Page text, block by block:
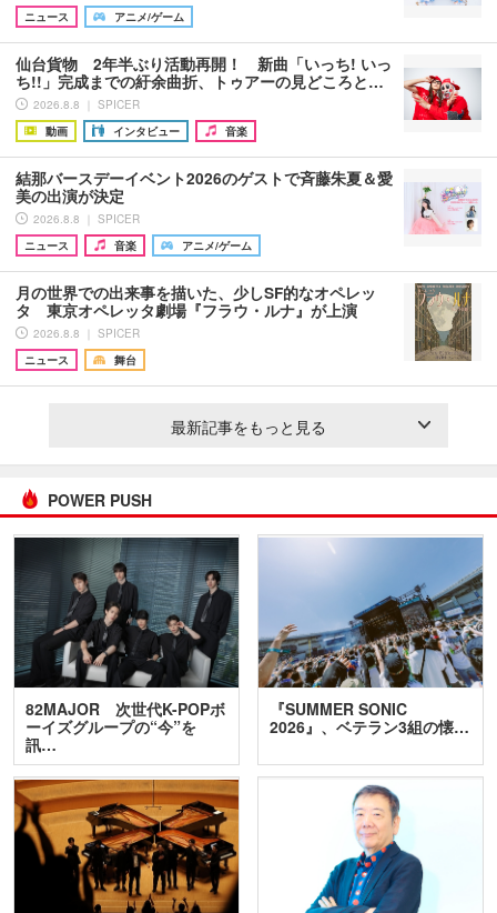
ニュース
アニメ/ゲーム
仙台貨物 2年半ぶり活動再開！ 新曲「いっち! いっ
ち!!」完成までの紆余曲折、トゥアーの見どころと…
2026.8.8 ｜ SPICER
動画
インタビュー 音楽
結那バースデーイベント2026のゲストで斉藤朱夏＆愛
美の出演が決定
2026.8.8 ｜ SPICER
ニュース
音楽 アニメ/ゲーム
月の世界での出来事を描いた、少しSF的なオペレッ
タ 東京オペレッタ劇場『フラウ・ルナ』が上演
2026.8.8 ｜ SPICER
ニュース
舞台
最新記事をもっと見る
POWER PUSH
82MAJOR 次世代K-POPボ
ーイズグループの“今”を
訊…
『SUMMER SONIC
2026』、ベテラン3組の懐…